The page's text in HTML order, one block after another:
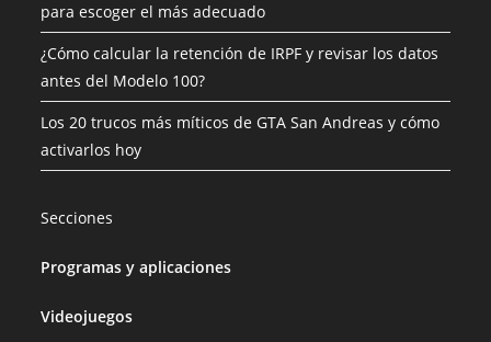
para escoger el más adecuado
¿Cómo calcular la retención de IRPF y revisar los datos
antes del Modelo 100?
Los 20 trucos más míticos de GTA San Andreas y cómo
activarlos hoy
Secciones
Programas y aplicaciones
Videojuegos